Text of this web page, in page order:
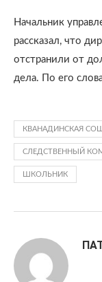
Начальник
рассказал, что
отстранили от
дела. По его
КВАНАДИНСКАЯ СОШ
СЛЕДСТВЕННЫЙ
ШКОЛЬНИК